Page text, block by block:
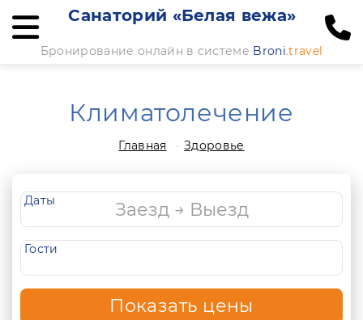
Санаторий «Белая вежа»
Бронирование онлайн в системе Broni.travel
Климатолечение
Главная Здоровье
Даты
Гости
Показать цены